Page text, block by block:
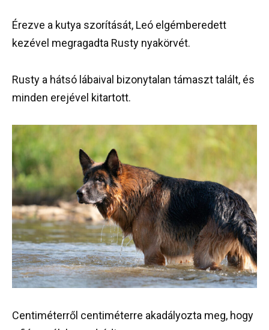
Érezve a kutya szorítását, Leó elgémberedett
kezével megragadta Rusty nyakörvét.
Rusty a hátsó lábaival bizonytalan támaszt talált, és
minden erejével kitartott.
Centiméterről centiméterre akadályozta meg, hogy